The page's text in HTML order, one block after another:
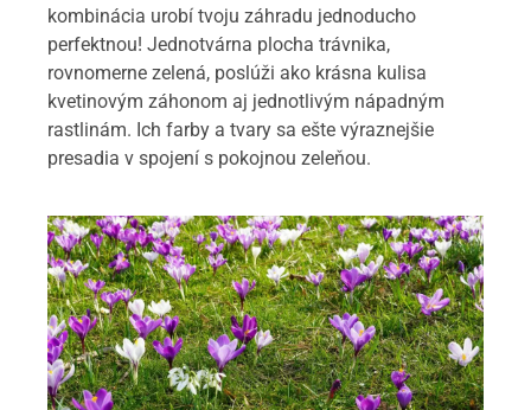
kombinácia urobí tvoju záhradu jednoducho
perfektnou! Jednotvárna plocha trávnika,
rovnomerne zelená, poslúži ako krásna kulisa
kvetinovým záhonom aj jednotlivým nápadným
rastlinám. Ich farby a tvary sa ešte výraznejšie
presadia v spojení s pokojnou zeleňou.